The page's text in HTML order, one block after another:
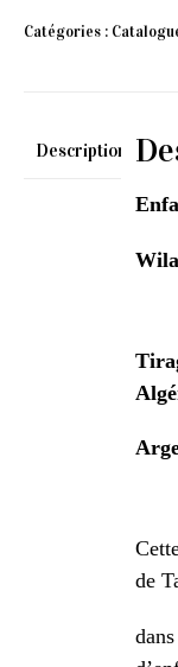
Catégories :
Description
de